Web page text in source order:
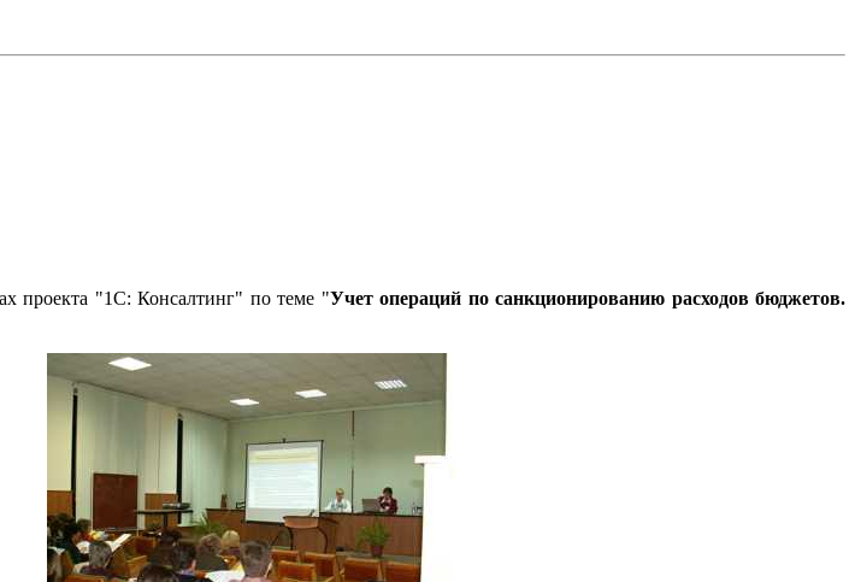
проекта "1С: Консалтинг" по теме "Учет операций по санкционированию расходов бюджетов.